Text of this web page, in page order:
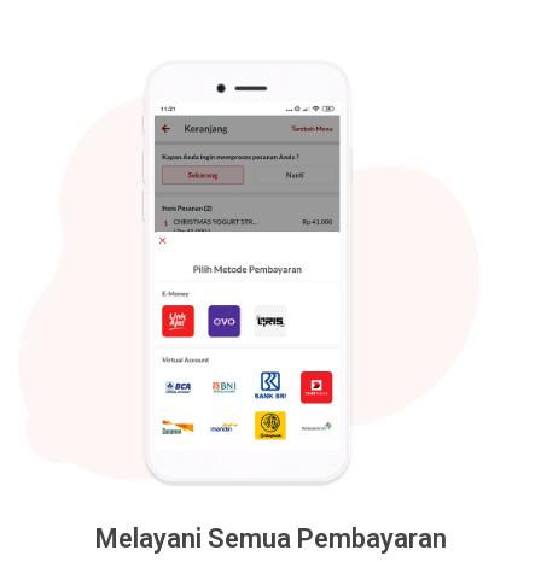
Melayani Semua Pembayaran